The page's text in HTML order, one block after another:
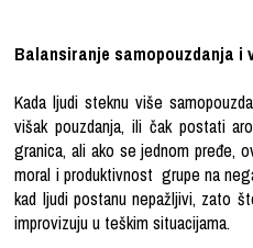
Balansiranje samopouzdanja i
Kada ljudi steknu više
višak pouzdanja, ili čak postati
granica, ali ako se jednom pređe,
moral i produktivnost grupe na
kad ljudi postanu nepažljivi, zato
improvizuju u teškim situacijama.